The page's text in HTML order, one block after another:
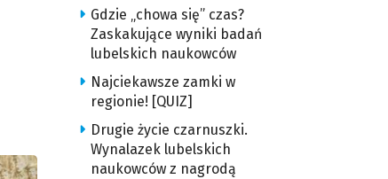
Gdzie „chowa się” czas?
Zaskakujące wyniki badań
lubelskich naukowców
Najciekawsze zamki w
regionie! [QUIZ]
Drugie życie czarnuszki.
Wynalazek lubelskich
naukowców z nagrodą